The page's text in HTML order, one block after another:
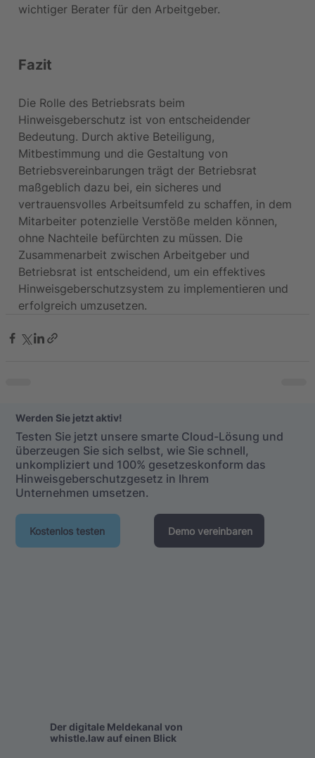
Werden Sie jetzt aktiv!
Testen Sie jetzt unsere smarte Cloud-Lösung und
überzeugen Sie sich selbst, wie Sie schnell,
unkompliziert und 100% gesetzeskonform das
Hinweisgeberschutzgesetz in Ihrem
Unternehmen umsetzen.
Demo vereinbaren
Kostenlos testen
Der digitale Meldekanal von
whistle.law auf einen Blick
wichtiger Berater für den Arbeitgeber.
Fazit
Die Rolle des Betriebsrats beim
Hinweisgeberschutz ist von entscheidender
Bedeutung. Durch aktive Beteiligung,
Mitbestimmung und die Gestaltung von
Betriebsvereinbarungen trägt der Betriebsrat
maßgeblich dazu bei, ein sicheres und
vertrauensvolles Arbeitsumfeld zu schaffen, in dem
Mitarbeiter potenzielle Verstöße melden können,
ohne Nachteile befürchten zu müssen. Die
Zusammenarbeit zwischen Arbeitgeber und
Betriebsrat ist entscheidend, um ein effektives
Hinweisgeberschutzsystem zu implementieren und
erfolgreich umzusetzen.